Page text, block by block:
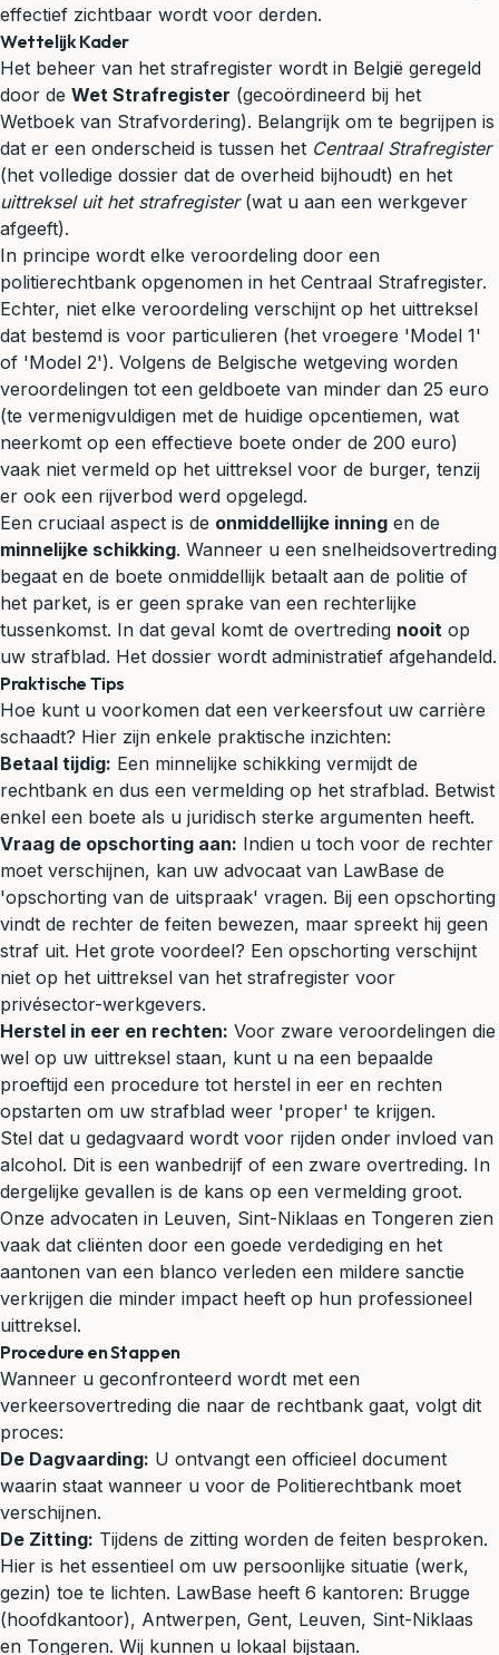
effectief zichtbaar wordt voor derden.
Wettelijk Kader
Het beheer van het strafregister wordt in België geregeld
door de Wet Strafregister (gecoördineerd bij het
Wetboek van Strafvordering). Belangrijk om te begrijpen is
dat er een onderscheid is tussen het Centraal Strafregister
(het volledige dossier dat de overheid bijhoudt) en het
uittreksel uit het strafregister(wat u aan een werkgever
afgeeft).
In principe wordt elke veroordeling door een
politierechtbank opgenomen in het Centraal Strafregister.
Echter, niet elke veroordeling verschijnt op het uittreksel
dat bestemd is voor particulieren (het vroegere 'Model 1'
of 'Model 2'). Volgens de Belgische wetgeving worden
veroordelingen tot een geldboete van minder dan 25 euro
(te vermenigvuldigen met de huidige opcentiemen, wat
neerkomt op een effectieve boete onder de 200 euro)
vaak niet vermeld op het uittreksel voor de burger, tenzij
er ook een rijverbod werd opgelegd.
Een cruciaal aspect is de onmiddellijke inning en de
minnelijke schikking. Wanneer u een snelheidsovertreding
begaat en de boete onmiddellijk betaalt aan de politie of
het parket, is er geen sprake van een rechterlijke
tussenkomst. In dat geval komt de overtreding nooit op
uw strafblad. Het dossier wordt administratief afgehandeld.
Praktische Tips
Hoe kunt u voorkomen dat een verkeersfout uw carrière
schaadt? Hier zijn enkele praktische inzichten:
Betaal tijdig: Een minnelijke schikking vermijdt de
rechtbank en dus een vermelding op het strafblad. Betwist
enkel een boete als u juridisch sterke argumenten heeft.
Vraag de opschorting aan: Indien u toch voor de rechter
moet verschijnen, kan uw advocaat van LawBase de
'opschorting van de uitspraak' vragen. Bij een opschorting
vindt de rechter de feiten bewezen, maar spreekt hij geen
straf uit. Het grote voordeel? Een opschorting verschijnt
niet op het uittreksel van het strafregister voor
privésector-werkgevers.
Herstel in eer en rechten: Voor zware veroordelingen die
wel op uw uittreksel staan, kunt u na een bepaalde
proeftijd een procedure tot herstel in eer en rechten
opstarten om uw strafblad weer 'proper' te krijgen.
Stel dat u gedagvaard wordt voor rijden onder invloed van
alcohol. Dit is een wanbedrijf of een zware overtreding. In
dergelijke gevallen is de kans op een vermelding groot.
Onze advocaten in Leuven, Sint-Niklaas en Tongeren zien
vaak dat cliënten door een goede verdediging en het
aantonen van een blanco verleden een mildere sanctie
verkrijgen die minder impact heeft op hun professioneel
uittreksel.
Procedure en Stappen
Wanneer u geconfronteerd wordt met een
verkeersovertreding die naar de rechtbank gaat, volgt dit
proces:
De Dagvaarding: U ontvangt een officieel document
waarin staat wanneer u voor de Politierechtbank moet
verschijnen.
De Zitting: Tijdens de zitting worden de feiten besproken.
Hier is het essentieel om uw persoonlijke situatie (werk,
gezin) toe te lichten. LawBase heeft 6 kantoren: Brugge
(hoofdkantoor), Antwerpen, Gent, Leuven, Sint-Niklaas
en Tongeren. Wij kunnen u lokaal bijstaan.